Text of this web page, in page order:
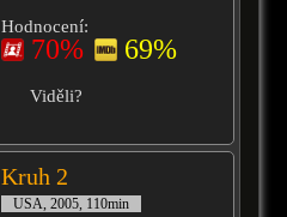
Hodnocení:
70% 69%
Viděli?
Kruh 2
USA, 2005, 110min